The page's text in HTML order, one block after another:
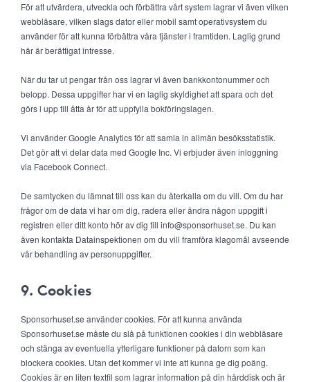
För att utvärdera, utveckla och förbättra vårt system lagrar vi även vilken
webbläsare, vilken slags dator eller mobil samt operativsystem du
använder för att kunna förbättra våra tjänster i framtiden. Laglig grund
här är berättigat intresse.
När du tar ut pengar från oss lagrar vi även bankkontonummer och
belopp. Dessa uppgifter har vi en laglig skyldighet att spara och det
görs i upp till åtta år för att uppfylla bokföringslagen.
Vi använder Google Analytics för att samla in allmän besöksstatistik.
Det gör att vi delar data med Google Inc. Vi erbjuder även inloggning
via Facebook Connect.
De samtycken du lämnat till oss kan du återkalla om du vill. Om du har
frågor om de data vi har om dig, radera eller ändra någon uppgift i
registren eller ditt konto hör av dig till info@sponsorhuset.se. Du kan
även kontakta Datainspektionen om du vill framföra klagomål avseende
vår behandling av personuppgifter.
9. Cookies
Sponsorhuset.se använder cookies. För att kunna använda
Sponsorhuset.se måste du slå på funktionen cookies i din webbläsare
och stänga av eventuella ytterligare funktioner på datorn som kan
blockera cookies. Utan det kommer vi inte att kunna ge dig poäng.
Cookies är en liten textfil som lagrar information på din hårddisk och är